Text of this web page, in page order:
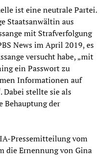
ist eine neutrale Partei.
Staatsanwältin aus
mit Strafverfolgung
News im April 2019, es
versucht habe, „mit
ein Passwort zu
Informationen auf
Dabei stellte sie als
Behauptung der
Pressemitteilung vom
die Ernennung von Gina